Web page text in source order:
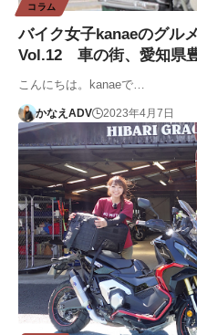
コラム
バイク女子kanaeのグル
Vol.12 車の街、愛知県
こんにちは。kanaeで…
かなえADV 2023年4月7日